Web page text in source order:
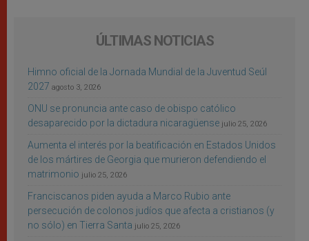
ÚLTIMAS NOTICIAS
Himno oficial de la Jornada Mundial de la Juventud Seúl
2027 agosto 3, 2026
ONU se pronuncia ante caso de obispo católico
desaparecido por la dictadura nicaragüense julio 25, 2026
Aumenta el interés por la beatificación en Estados Unidos
de los mártires de Georgia que murieron defendiendo el
matrimonio julio 25, 2026
Franciscanos piden ayuda a Marco Rubio ante
persecución de colonos judíos que afecta a cristianos (y
no sólo) en Tierra Santa julio 25, 2026